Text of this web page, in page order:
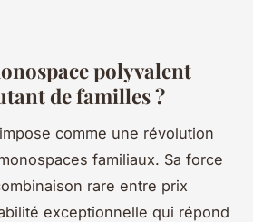
polyvalent
de familles ?
comme une révolution
familiaux. Sa force
rare entre prix
exceptionnelle qui répond